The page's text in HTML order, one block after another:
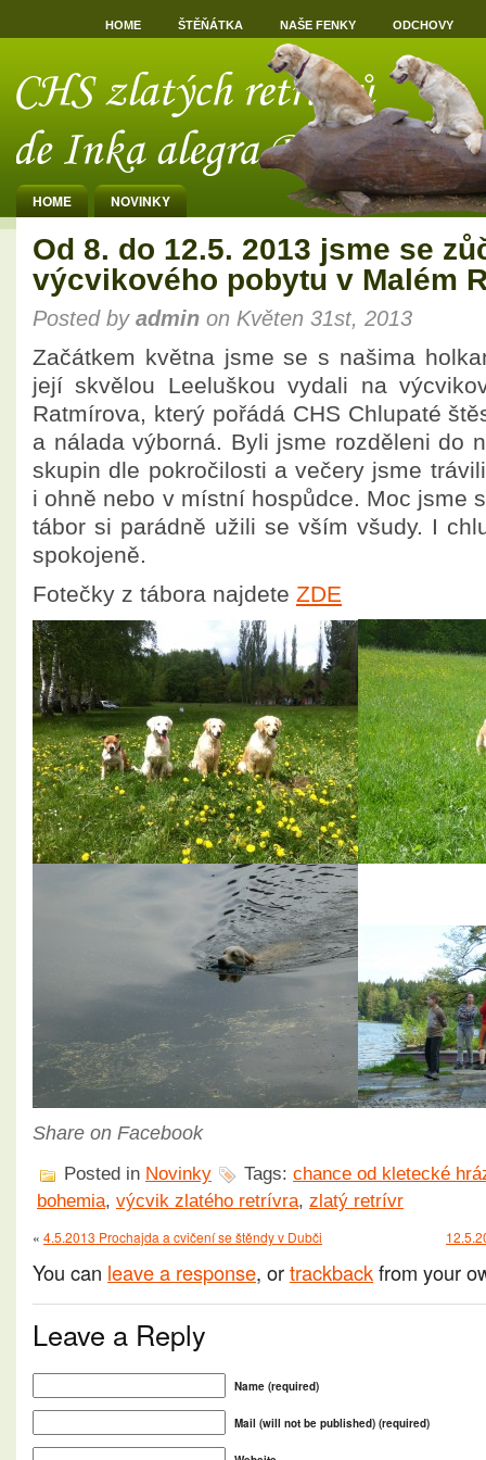
HOME ŠTĚŇÁTKA NAŠE FENKY ODCHOVY
HOME NOVINKY
Od 8. do 12.5. 2013 jsme se
výcvikového pobytu v Malém
Posted by admin on Květen 31st, 2013
Začátkem května jsme se s našima
její skvělou Leeluškou vydali na
Ratmírova, který pořádá CHS Chlupaté
a nálada výborná. Byli jsme rozděleni do
skupin dle pokročilosti a večery jsme
i ohně nebo v místní hospůdce. Moc jsme
tábor si parádně užili se vším všudy. I
spokojeně.
Fotečky z tábora najdete ZDE
Share on Facebook
Posted in Novinky Tags: chance od kletecké
bohemia, výcvik zlatého retrívra, zlatý retrívr
« 4.5.2013 Prochajda a cvičení se štěndy v Dubči
You can leave a response, ortrackbackfrom your
Leave a Reply
Name (required)
Mail (will not be published) (required)